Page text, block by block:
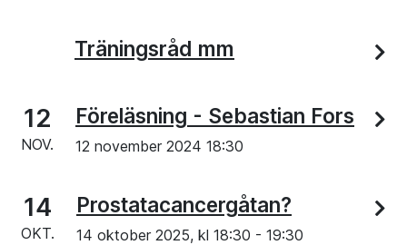
Träningsråd mm
12
NOV.
Föreläsning - Sebastian Fors
12 november 2024 18:30
14
OKT.
Prostatacancergåtan?
14 oktober 2025, kl 18:30 - 19:30